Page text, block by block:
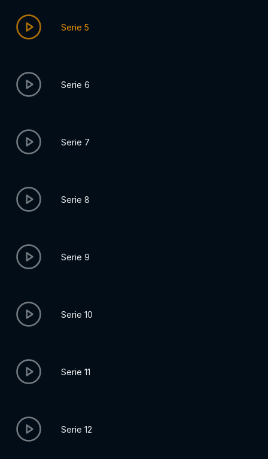
Serie 5
Serie 6
Serie 7
Serie 8
Serie 9
Serie 10
Serie 11
Serie 12